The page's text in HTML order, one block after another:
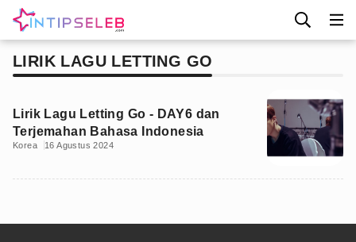
LIRIK LAGU LETTING GO
Lirik Lagu Letting Go - DAY6 dan
Terjemahan Bahasa Indonesia
Korea 16 Agustus 2024